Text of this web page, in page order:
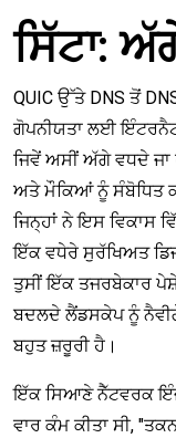
ਸਿੱਟਾ:
QUIC ਉੱਤੇ DNS ਤੋਂ
ਗੋਪਨੀਯਤਾ ਲਈ
ਜਿਵੇਂ ਅਸੀਂ ਅੱਗੇ ਵਧਦੇ
ਅਤੇ ਮੌਕਿਆਂ ਨੂੰ ਸੰਬੋਧਿਤ
ਜਿਨ੍ਹਾਂ ਨੇ ਇਸ ਵਿਕਾਸ
ਇੱਕ ਵਧੇਰੇ ਸੁਰੱਖਿਅਤ
ਤੁਸੀਂ ਇੱਕ ਤਜਰਬੇਕਾਰ
ਬਦਲਦੇ ਲੈਂਡਸਕੇਪ ਨੂੰ
ਬਹੁਤ ਜ਼ਰੂਰੀ ਹੈ।
ਇੱਕ ਸਿਆਣੇ ਨੈੱਟਵਰਕ
ਵਾਰ ਕੰਮ ਕੀਤਾ ਸੀ,